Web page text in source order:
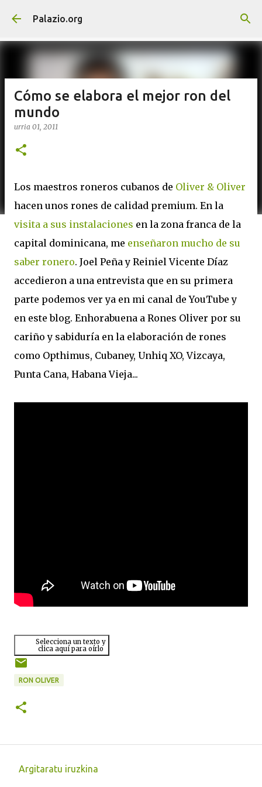
Saltatu eta joan eduki nagusira
Palazio.org
Cómo se elabora el mejor ron del
mundo
urria 01, 2011
Los maestros roneros cubanos de Oliver & Oliver
hacen unos rones de calidad premium. En la
visita a sus instalaciones en la zona franca de la
capital dominicana, me enseñaron mucho de su
saber ronero. Joel Peña y Reiniel Vicente Díaz
accedieron a una entrevista que en su primera
parte podemos ver ya en mi canal de YouTube y
en este blog. Enhorabuena a Rones Oliver por su
cariño y sabiduría en la elaboración de rones
como Opthimus, Cubaney, Unhiq XO, Vizcaya,
Punta Cana, Habana Vieja...
Selecciona un texto y
clica aquí para oírlo
RON OLIVER
Argitaratu iruzkina